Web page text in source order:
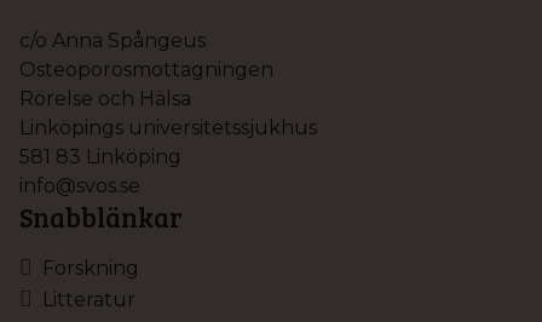
c/o Anna Spångeus
Osteoporosmottagningen
Rörelse och Hälsa
Linköpings universitetssjukhus
581 83 Linköping
info@svos.se
Snabblänkar
Forskning
Litteratur